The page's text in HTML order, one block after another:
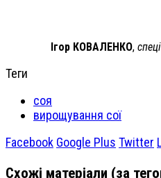
Ігор КОВАЛЕНКО,
Теги
соя
вирощування сої
Facebook Google Plus Twitter
Схожі матеріали (за